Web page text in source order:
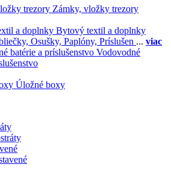
Zámky, vložky trezory
Bytový textil a doplnky
Osušky, Paplóny, Príslušen ... viac
Vodovodné
Úložné boxy